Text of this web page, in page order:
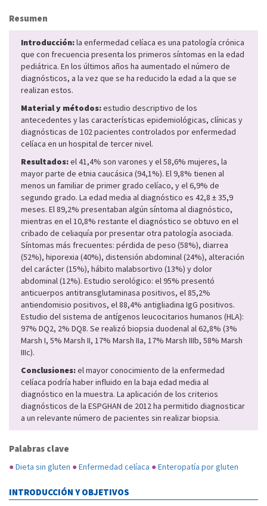
Resumen
Introducción:la enfermedad celíaca es una patología crónica
que con frecuencia presenta los primeros síntomas en la edad
pediátrica. En los últimos años ha aumentado el número de
diagnósticos, a la vez que se ha reducido la edad a la que se
realizan estos.
Material y métodos:estudio descriptivo de los
antecedentes y las características epidemiológicas, clínicas y
diagnósticas de 102 pacientes controlados por enfermedad
celíaca en un hospital de tercer nivel.
Resultados:el 41,4% son varones y el 58,6% mujeres, la
mayor parte de etnia caucásica (94,1%). El 9,8% tienen al
menos un familiar de primer grado celíaco, y el 6,9% de
segundo grado. La edad media al diagnóstico es 42,8 ± 35,9
meses. El 89,2% presentaban algún síntoma al diagnóstico,
mientras en el 10,8% restante el diagnóstico se obtuvo en el
cribado de celiaquía por presentar otra patología asociada.
Síntomas más frecuentes: pérdida de peso (58%), diarrea
(52%), hiporexia (40%), distensión abdominal (24%), alteración
del carácter (15%), hábito malabsortivo (13%) y dolor
abdominal (12%). Estudio serológico: el 95% presentó
anticuerpos antitransglutaminasa positivos, el 85,2%
antiendomisio positivos, el 88,4% antigliadina IgG positivos.
Estudio del sistema de antígenos leucocitarios humanos (HLA):
97% DQ2, 2% DQ8. Se realizó biopsia duodenal al 62,8% (3%
Marsh I, 5% Marsh II, 17% Marsh IIa, 17% Marsh IIIb, 58% Marsh
IIIc).
Conclusiones:el mayor conocimiento de la enfermedad
celíaca podría haber influido en la baja edad media al
diagnóstico en la muestra. La aplicación de los criterios
diagnósticos de la ESPGHAN de 2012 ha permitido diagnosticar
a un relevante número de pacientes sin realizar biopsia.
Palabras clave
●Dieta sin gluten ●Enfermedad celíaca ●Enteropatía por gluten
INTRODUCCIÓN Y OBJETIVOS